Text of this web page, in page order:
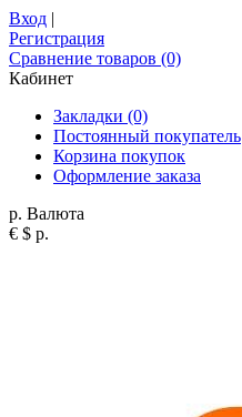
Вход |
Регистрация
Сравнение товаров (0)
Кабинет
Закладки (0)
Постоянный покупатель
Корзина покупок
Оформление заказа
р. Валюта
€ $ р.